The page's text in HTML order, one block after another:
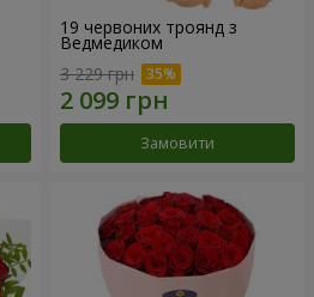
19 червоних троянд з
Ведмедиком
3 229 грн
Замовити